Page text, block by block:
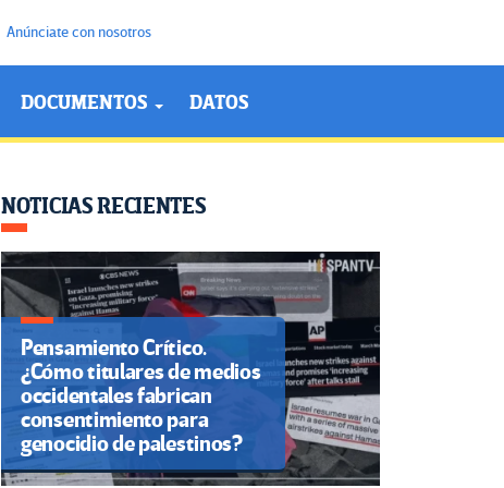
Anúnciate con nosotros
DOCUMENTOS DATOS
NOTICIAS RECIENTES
Pensamiento Crítico.
¿Cómo titulares de medios
occidentales fabrican
consentimiento para
genocidio de palestinos?